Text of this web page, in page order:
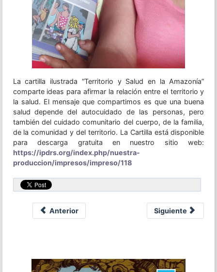
La cartilla ilustrada “Territorio y Salud en la Amazonía”
comparte ideas para afirmar la relación entre el territorio y
la salud. El mensaje que compartimos es que una buena
salud depende del autocuidado de las personas, pero
también del cuidado comunitario del cuerpo, de la familia,
de la comunidad y del territorio. La Cartilla está disponible
para descarga gratuita en nuestro sitio web:
https://ipdrs.org/index.php/nuestra-
produccion/impresos/impreso/118
Anterior Siguiente